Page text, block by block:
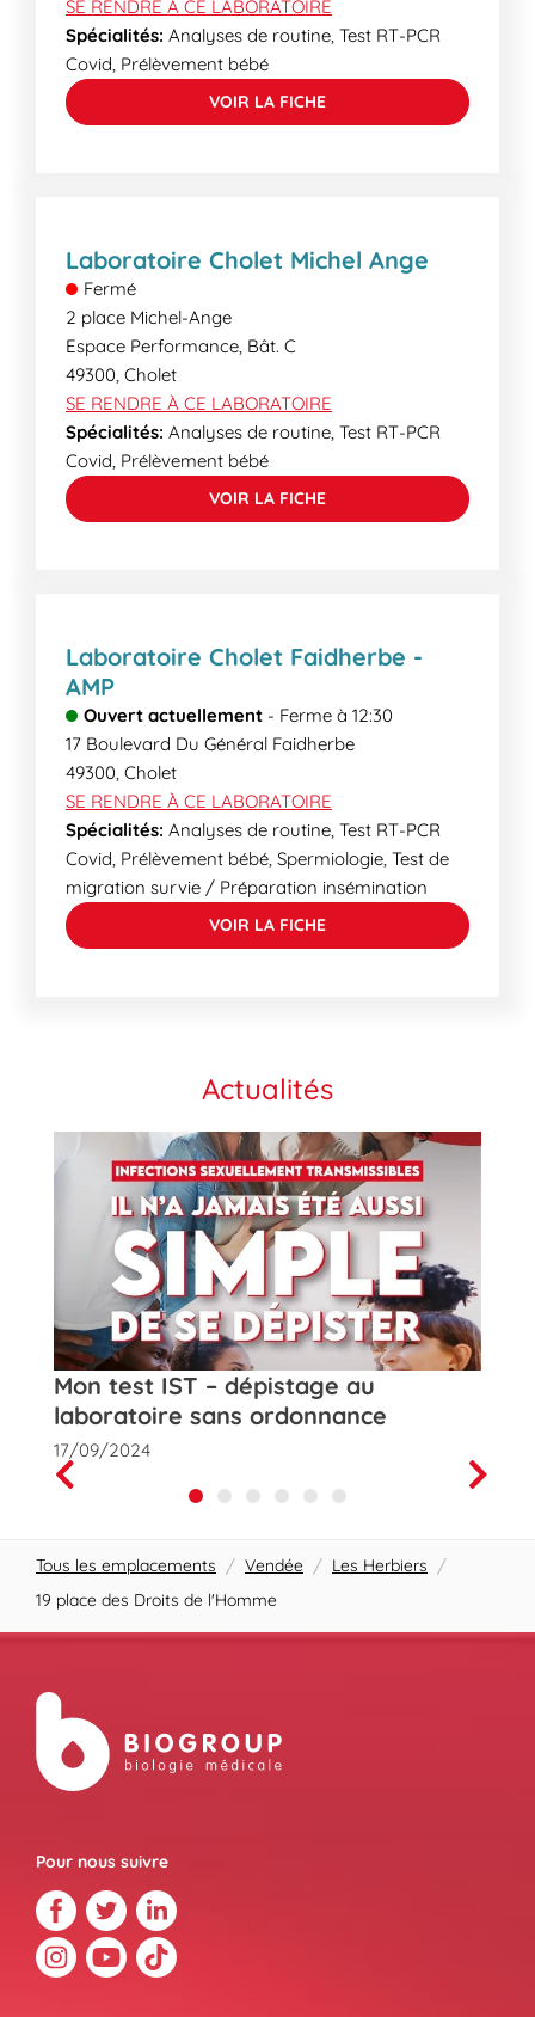
SE RENDRE À CE LABORATOIRE
Spécialités: Analyses de routine, Test RT-PCR
Covid, Prélèvement bébé
VOIR LA FICHE
Laboratoire Cholet Michel Ange
Fermé
2 place Michel-Ange
Espace Performance, Bât. C
49300, Cholet
SE RENDRE À CE LABORATOIRE
Spécialités: Analyses de routine, Test RT-PCR
Covid, Prélèvement bébé
VOIR LA FICHE
Laboratoire Cholet Faidherbe -
AMP
Ouvert actuellement - Ferme à 12:30
17 Boulevard Du Général Faidherbe
49300, Cholet
SE RENDRE À CE LABORATOIRE
Spécialités: Analyses de routine, Test RT-PCR
Covid, Prélèvement bébé, Spermiologie, Test de
migration survie / Préparation insémination
VOIR LA FICHE
Actualités
Mon test IST – dépistage au
laboratoire sans ordonnance
17/09/2024
Prev
Next
Tous les emplacements / Vendée / Les Herbiers /
19 place des Droits de l'Homme
Pour nous suivre